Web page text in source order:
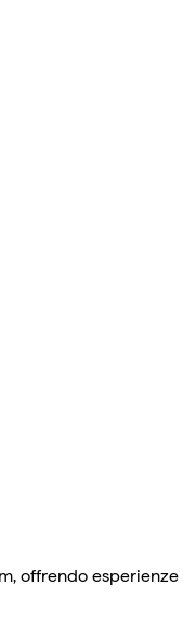
offrendo esperienze